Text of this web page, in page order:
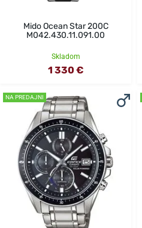
Mido Ocean Star 200C
M042.430.11.091.00
Skladom
1 330 €
NA PREDAJNI